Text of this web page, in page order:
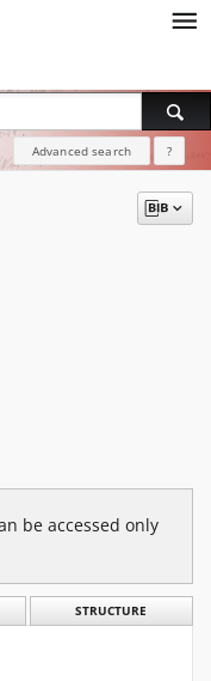
Advanced search ?
be accessed only
STRUCTURE